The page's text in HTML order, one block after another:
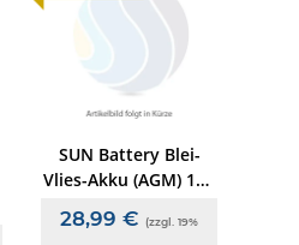
SUN Battery Blei-
Vlies-Akku (AGM) 12V
(6,3 mm), VdS-
28,99 € (zzgl. 19%